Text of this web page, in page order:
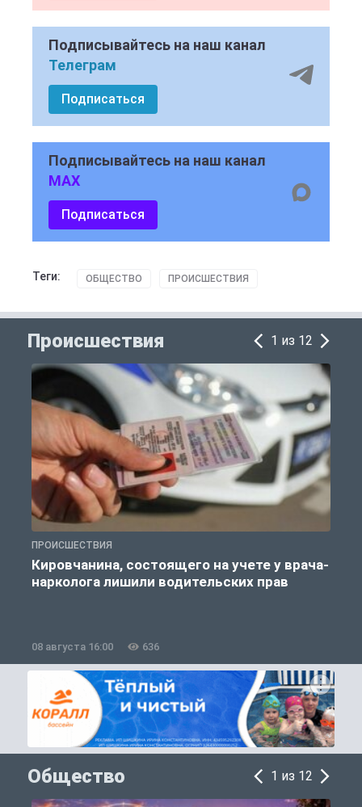
Подписывайтесь на наш канал
Телеграм
Подписаться
Подписывайтесь на наш канал
MAX
Подписаться
Теги: ОБЩЕСТВО ПРОИСШЕСТВИЯ
Происшествия 1 из 12
ПРОИСШЕСТВИЯ
Кировчанина, состоящего на учете у врача-
нарколога лишили водительских прав
08 августа 16:00 636
Общество 1 из 12